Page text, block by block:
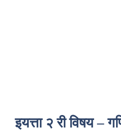
इयत्ता २ री विषय –